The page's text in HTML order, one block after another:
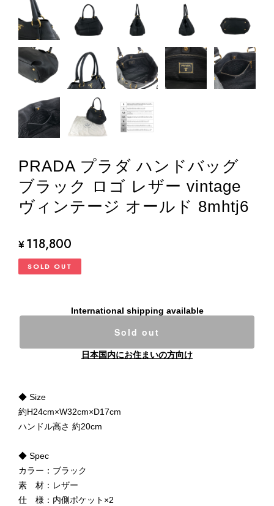
PRADA プラダ ハンドバッグ
ブラック ロゴ レザー vintage
ヴィンテージ オールド 8mhtj6
¥118,800
SOLD OUT
International shipping available
Sold out
日本国内にお住まいの方向け
◆ Size
約H24cm×W32cm×D17cm
ハンドル高さ 約20cm
◆ Spec
カラー：ブラック
素 材：レザー
仕 様：内側ポケット×2